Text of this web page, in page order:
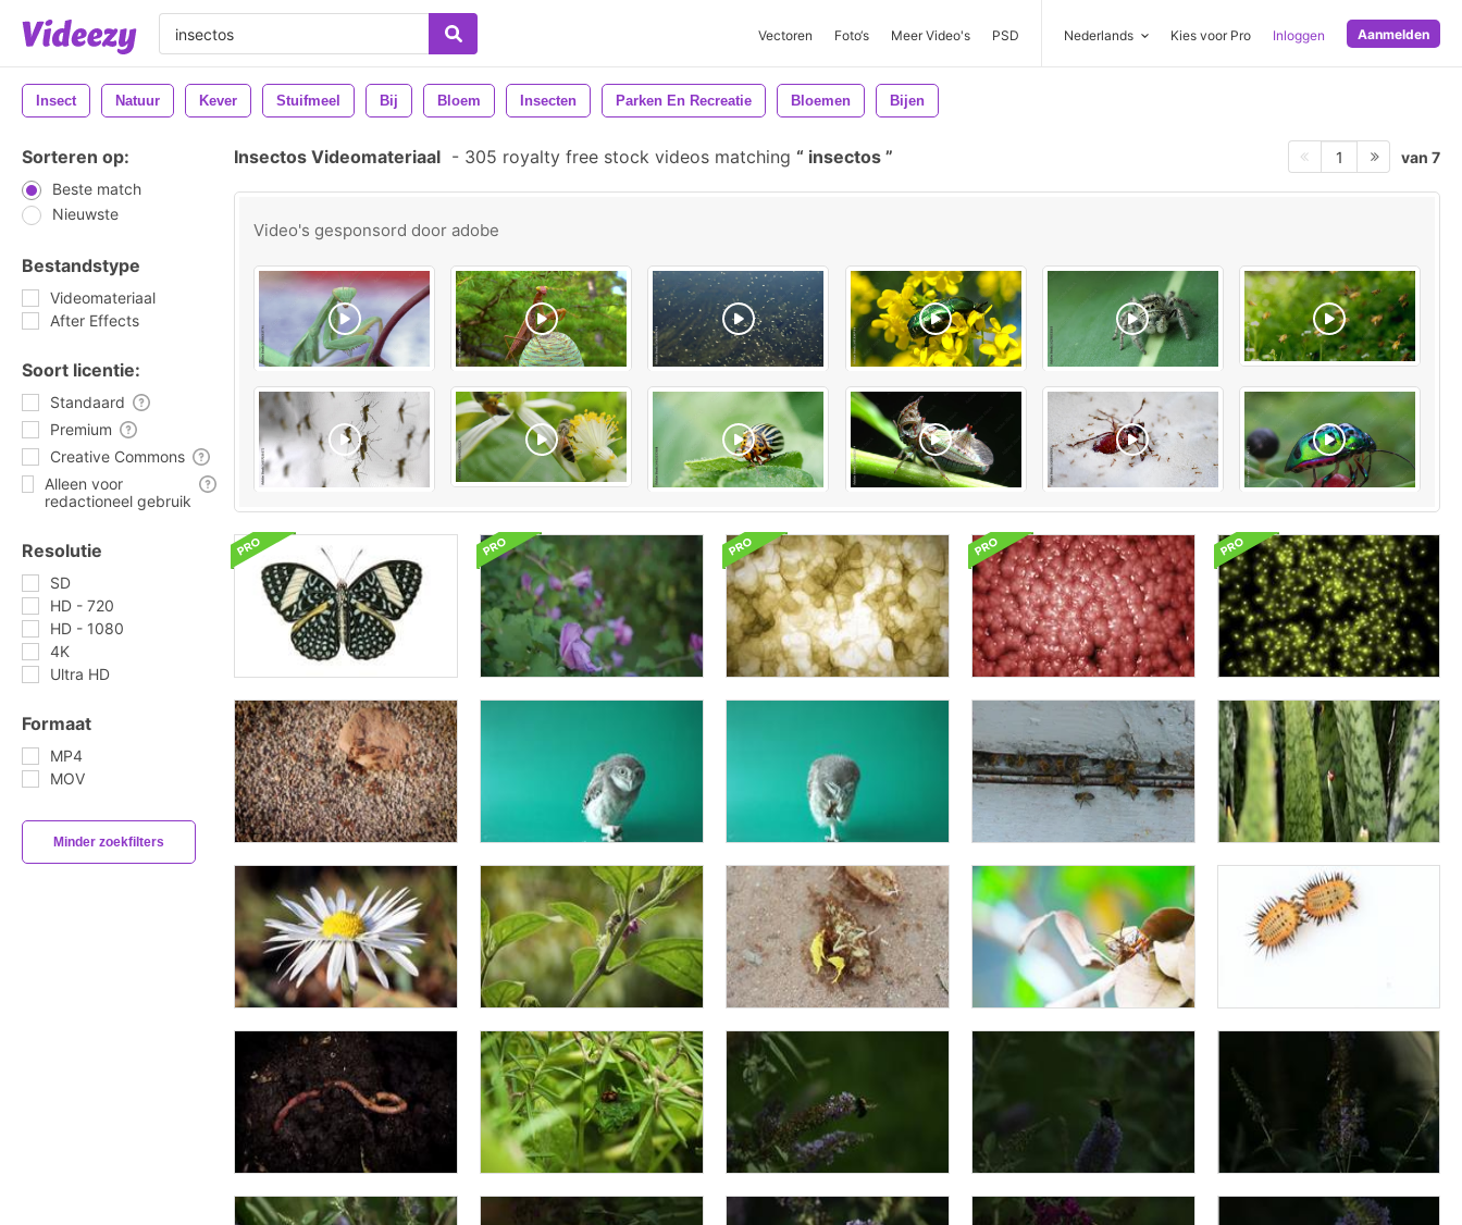
Vectoren Foto‘s Meer Video's PSD Nederlands Kies voor Pro Inloggen Aanmelden
Insect Natuur Kever Stuifmeel Bij Bloem Insecten Parken En Recreatie Bloemen Bijen
Sorteren op:
Beste match
Nieuwste
Bestandstype
Videomateriaal
After Effects
Soort licentie:
Standaard
Premium
Creative Commons
Alleen voor
redactioneel gebruik
Resolutie
SD
HD - 720
HD - 1080
4K
Ultra HD
Formaat
MP4
MOV
Minder zoekfilters
Insectos Videomateriaal - 305 royalty free stock videos matching insectos 1 van 7
Video's gesponsord door adobe